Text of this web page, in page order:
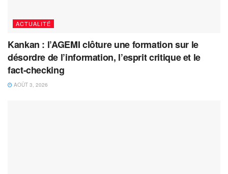
ACTUALITÉ
Kankan : l’AGEMI clôture une formation sur le
désordre de l’information, l’esprit critique et le
fact-checking
AOÛT 3, 2026